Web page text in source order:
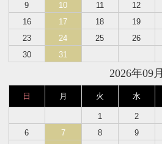
9
10 11 12
16
17 18 19
23
24 25 26
30
31
2026年09月
日 月 火 水
1 2
6
7 8 9